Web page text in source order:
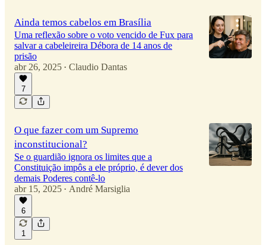
Ainda temos cabelos em Brasília
Uma reflexão sobre o voto vencido de Fux para
salvar a cabeleireira Débora de 14 anos de
prisão
abr 26, 2025 • Claudio Dantas
7
O que fazer com um Supremo
inconstitucional?
Se o guardião ignora os limites que a
Constituição impôs a ele próprio, é dever dos
demais Poderes contê-lo
abr 15, 2025 • André Marsiglia
6
1